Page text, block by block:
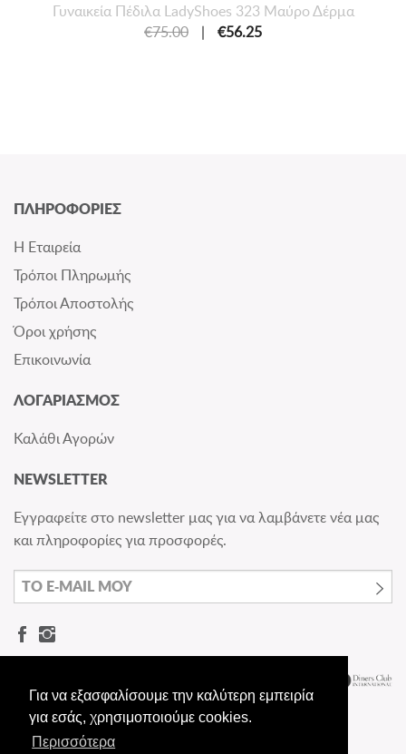
Για να εξασφαλίσουμε την καλύτερη εμπειρία
για εσάς, χρησιμοποιούμε cookies.
Περισσότερα
Γυναικεία Πέδιλα LadyShoes 323 Μαύρο Δέρμα
€75.00
| €56.25
ΠΛΗΡΟΦΟΡΙΕΣ
Η Εταιρεία
Τρόποι Πληρωμής
Τρόποι Αποστολής
Όροι χρήσης
Επικοινωνία
ΛΟΓΑΡΙΑΣΜΟΣ
Καλάθι Αγορών
NEWSLETTER
Εγγραφείτε στο newsletter μας για να λαμβάνετε νέα μας
και πληροφορίες για προσφορές.